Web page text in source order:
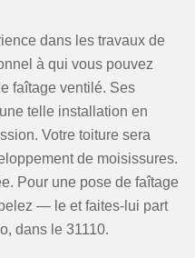
dans les travaux de
à qui vous pouvez
faîtage ventilé. Ses
telle installation en
Votre toiture sera
de moisissures.
Pour une pose de faîtage
— le et faites-lui part
dans le 31110.